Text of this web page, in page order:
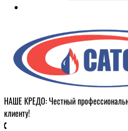
НАШЕ КРЕДО: Честный
клиенту!